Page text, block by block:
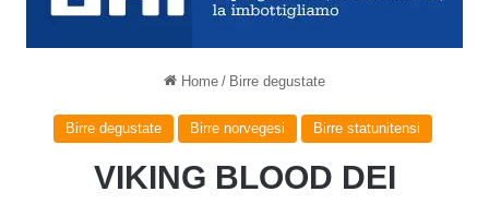
Home / Birre degustate
Birre degustate Birre norvegesi Birre statunitensi
VIKING BLOOD DEI